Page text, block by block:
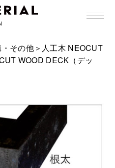
toggle
その他＞ 人工木 NEOCUT
WOOD DECK（デッ